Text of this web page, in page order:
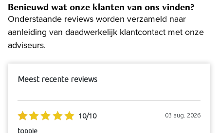
Benieuwd wat onze klanten van ons vinden?
Onderstaande reviews worden verzameld naar
aanleiding van daadwerkelijk klantcontact met onze
adviseurs.
Meest recente reviews
10/10 03 aug. 2026
toppie